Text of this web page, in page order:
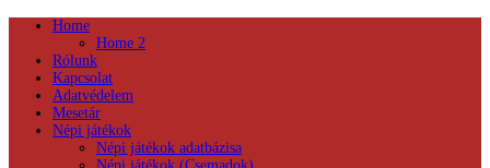
Home
Home 2
Rólunk
Kapcsolat
Adatvédelem
Mesetár
Népi játékok
Népi játékok adatbázisa